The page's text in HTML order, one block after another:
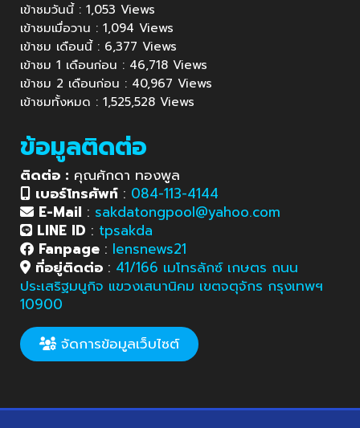
เข้าชมวันนี้ : 1,053 Views
เข้าชมเมื่อวาน : 1,094 Views
เข้าชม เดือนนี้ : 6,377 Views
เข้าชม 1 เดือนก่อน : 46,718 Views
เข้าชม 2 เดือนก่อน : 40,967 Views
เข้าชมทั้งหมด : 1,525,528 Views
ข้อมูลติดต่อ
ติดต่อ : คุณศักดา ทองพูล
เบอร์โทรศัพท์ : 084-113-4144
E-Mail : sakdatongpool@yahoo.com
LINE ID : tpsakda
Fanpage : lensnews21
ที่อยู่ติดต่อ : 41/166 เมโทรลักซ์ เกษตร ถนน
ประเสริฐมนูกิจ แขวงเสนานิคม เขตจตุจักร กรุงเทพฯ
10900
จัดการข้อมูลเว็บไซต์